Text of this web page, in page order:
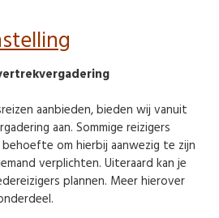
aanbieden, bieden wij vanuit
aan. Sommige reizigers
om hierbij aanwezig te zijn
verplichten. Uiteraard kan je
plannen. Meer hierover